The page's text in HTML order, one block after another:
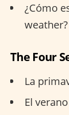
¿Cómo
weather?
The Four
La
El